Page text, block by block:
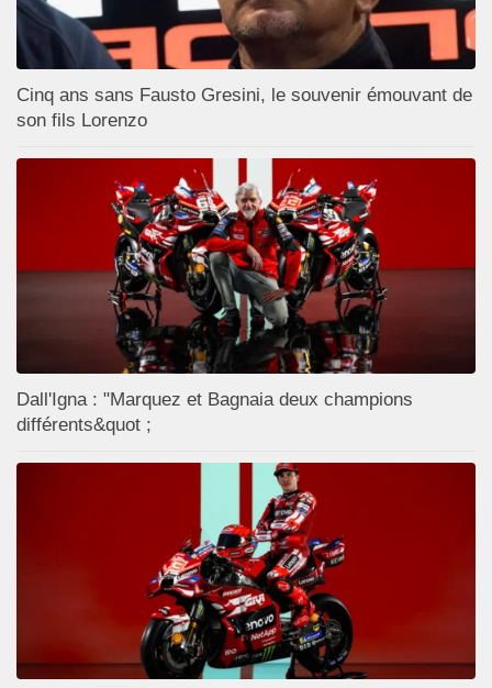
Cinq ans sans Fausto Gresini, le souvenir émouvant de
son fils Lorenzo
Dall'Igna : "Marquez et Bagnaia deux champions
différents&quot ;